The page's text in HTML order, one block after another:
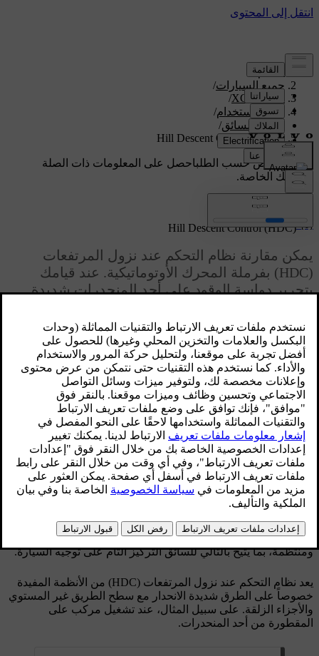
الدعم/
جميع السيارات/
XC70 2016
/
دليل الاستخدام/
دعم السائق/
Hill Descent Control (HDC)
دعم مخصص حسب الطلباحصل على المعلومات ذات الصلة
بسيارتك الخاصة.
تسجيل الدخول
محدّث ٠٨‏/٠٦‏/٢٠٢٣
Hill Descent Control (HDC)*[1]
يمكن مقارنة نظام التحكم عند نزول المرتفعات
(HDC) بفرملة المحرك الأوتوماتيكية. عند قيامك
بتحرير دواسة الوقود على أحد المنحدرات شديدة
مقاومة المحرك للسرعة المنخفضة، وهو ما يطلق
عليه تسمية (فرملة المحرك). كلما زاد انحدار الطريق
وزادت حمولة السيارة زادت سرعة انحدار السيارة،
على الرغم من وجود فرملة المحرك - تعمل وظيفة
HDC على معاوضة هذه العملية باستخدام تدخل
الفرملة التلقائي.
معلومات عامة عن نظام HDC
تتيح HDC زيادة/خفض السرعة على الطرق شديدة الانحدار مع وضع
القدم فقط على دواسة الوقود دون استخدام فرامل القدم. تقل
حساسية دواسة الوقود وتصبح أكثر دقة بالضغط الكامل على
الدواسة التي تم تحديدها من أجل ضبط سرعة المحرك خلال نطاق
محدد. يعمل نظام الفرامل ذاتياً ويوفر للسيارة سرعة بطيئة
ومنتظمة، بما يتيح بالتالي للسائق التركيز التام على توجيه السيارة.
يعد نظام التحكم عند نزول المرتفعات (HDC) من الأنظمة المفيدة
خصوصاً على الطرق شديدة الانحدار مع سطح الطريق غير المستوي
والأجزاء الزلقة. على سبيل المثال، عند تشغيل مركب على
المقطورة من أحد المنحدرات.